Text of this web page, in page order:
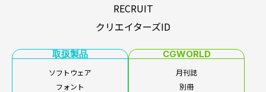
RECRUIT
クリエイターズID
取扱製品
ソフトウェア
フォント
CGWORLD
月刊誌
別冊